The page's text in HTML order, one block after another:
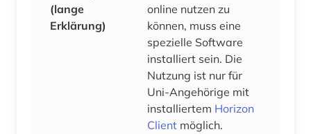
(lange
Erklärung)
online nutzen zu
können, muss eine
spezielle Software
installiert sein. Die
Nutzung ist nur für
Uni-Angehörige mit
installiertem Horizon
Client möglich.